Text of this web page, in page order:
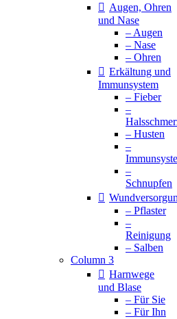
Augen, Ohren
und Nase
– Augen
– Nase
– Ohren
Erkältung und
Immunsystem
– Fieber
–
– Husten
–
–
Schnupfen
– Pflaster
–
Reinigung
– Salben
Column 3
Harnwege
und Blase
– Für Sie
– Für Ihn